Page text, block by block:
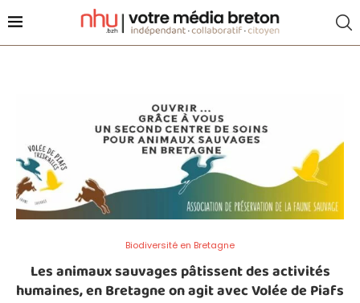
Biodiversité en Bretagne
Les animaux sauvages pâtissent des activités
humaines, en Bretagne on agit avec Volée de Piafs